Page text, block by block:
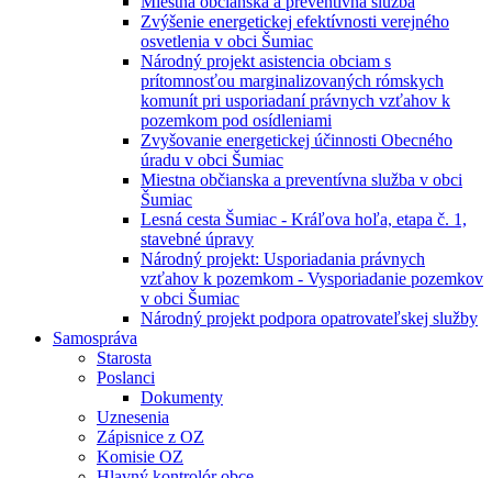
Zvýšenie energetickej efektívnosti verejného
osvetlenia v obci Šumiac
Národný projekt asistencia obciam s
prítomnosťou marginalizovaných rómskych
komunít pri usporiadaní právnych vzťahov k
pozemkom pod osídleniami
Zvyšovanie energetickej účinnosti Obecného
úradu v obci Šumiac
Miestna občianska a preventívna služba v obci
Šumiac
Lesná cesta Šumiac - Kráľova hoľa, etapa č. 1,
stavebné úpravy
Národný projekt: Usporiadania právnych
vzťahov k pozemkom - Vysporiadanie pozemkov
v obci Šumiac
Národný projekt podpora opatrovateľskej služby
Samospráva
Starosta
Poslanci
Dokumenty
Uznesenia
Zápisnice z OZ
Komisie OZ